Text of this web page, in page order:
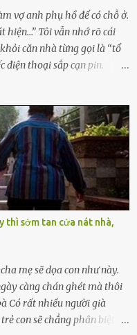
vợ anh phụ hồ để có chỗ ở.
hiện…” Tôi vẫn nhớ rõ cái
căn nhà từng gọi là “tổ
điện thoại sắp cạn pin.
cái thân bất tài chỉ biết
cánh cửa trước mặt tôi.
bản án lạnh lùng. Tôi
đi đâu, về đâu. Bố mẹ tôi
cũng thưa thớt, chẳng
tôi tá túc. Bạn bè? Ai cũng
từng đặt cược cả thanh
còn lại chính mình. Tôi lên
phố và nỗi đau. Tôi v...
thì sớm tan cửa nát nhà,
mẹ sẽ dọa con như này.
càng chán ghét mà thôi
Có rất nhiều người già
con sẽ chẳng phân biệt